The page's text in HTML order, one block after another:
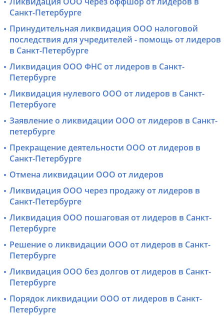
Санкт-Петербурге
Принудительная ликвидация ООО налоговой
последствия для учредителей - помощь от лидеров
в Санкт-Петербурге
Ликвидация ООО ФНС от лидеров в Санкт-
Петербурге
Ликвидация нулевого ООО от лидеров в Санкт-
Петербуоге
Заявление о ликвидации ООО от лидеров в Санкт-
петербурге
Прекращение деятельности ООО от лидеров в
Санкт-Петербурге
Отмена ликвидации ООО от лидеров
Ликвидация ООО через продажу от лидеров в
Санкт-Петербурге
Ликвидация ООО пошаговая от лидеров в Санкт-
Петербурге
Решение о ликвидации ООО от лидеров в Санкт-
Петербурге
Ликвидация ООО без долгов от лидеров в Санкт-
Петербурге
Порядок ликвидации ООО от лидеров в Санкт-
Петербурге